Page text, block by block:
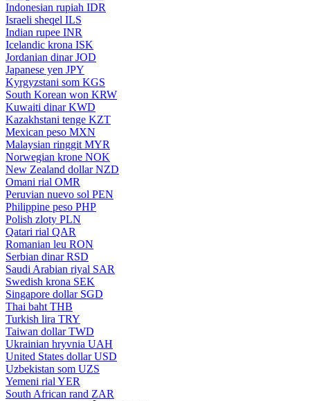
Indonesian rupiah IDR
Israeli sheqel ILS
Indian rupee INR
Icelandic krona ISK
Jordanian dinar JOD
Japanese yen JPY
Kyrgyzstani som KGS
South Korean won KRW
Kuwaiti dinar KWD
Kazakhstani tenge KZT
Mexican peso MXN
Malaysian ringgit MYR
Norwegian krone NOK
New Zealand dollar NZD
Omani rial OMR
Peruvian nuevo sol PEN
Philippine peso PHP
Polish zloty PLN
Qatari rial QAR
Romanian leu RON
Serbian dinar RSD
Saudi Arabian riyal SAR
Swedish krona SEK
Singapore dollar SGD
Thai baht THB
Turkish lira TRY
Taiwan dollar TWD
Ukrainian hryvnia UAH
United States dollar USD
Uzbekistan som UZS
Yemeni rial YER
South African rand ZAR